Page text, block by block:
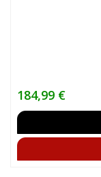
184,99 €